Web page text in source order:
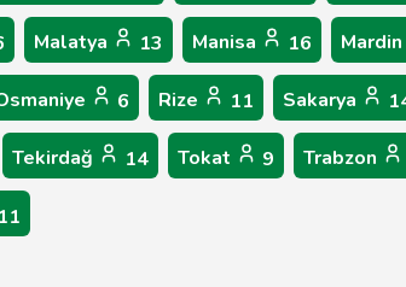
Malatya 13 Manisa 16 Mardin
6 Rize 11 Sakarya
Tekirdağ 14 Tokat 9 Trabzon
11